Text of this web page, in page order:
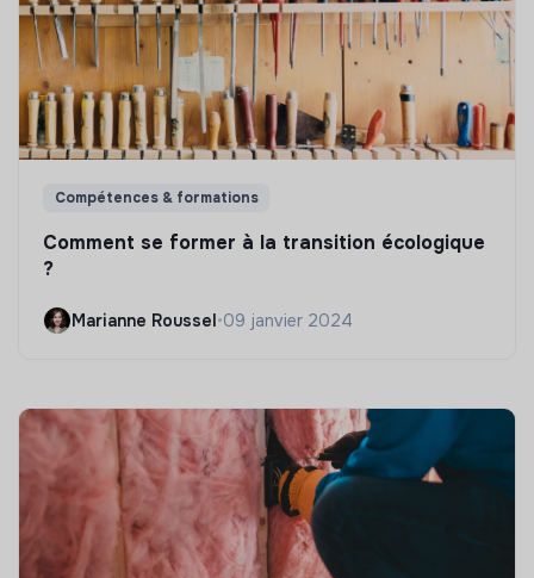
Compétences & formations
Comment se former à la transition écologique
?
Marianne Roussel•09 janvier 2024